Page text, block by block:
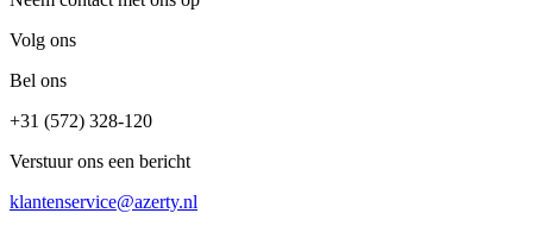
Volg ons
Bel ons
+31 (572) 328-120
Verstuur ons een bericht
klantenservice@azerty.nl